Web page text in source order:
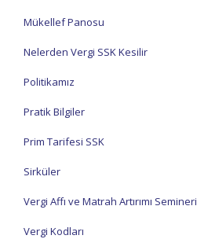
Mükellef Panosu
Nelerden Vergi SSK Kesilir
Politikamız
Pratik Bilgiler
Prim Tarifesi SSK
Sirküler
Vergi Affı ve Matrah Artırımı Semineri
Vergi Kodları